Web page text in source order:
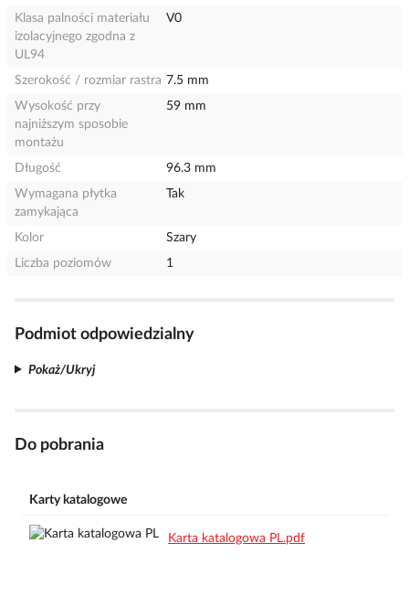
Klasa palności materiału
izolacyjnego zgodna z
UL94
V0
Szerokość / rozmiar rastra 7.5 mm
Wysokość przy
najniższym sposobie
montażu
59 mm
Długość
96.3 mm
Wymagana płytka
zamykająca
Tak
Kolor
Szary
Liczba poziomów
1
Podmiot odpowiedzialny
Pokaż/Ukryj
Do pobrania
Karty katalogowe
Karta katalogowa PL.pdf